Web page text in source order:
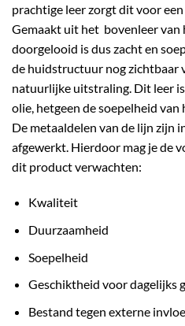
prachtige leer zorgt dit voor
Gemaakt uit het bovenleer van
doorgelooid is dus zacht en
de huidstructuur nog zichtbaar
natuurlijke uitstraling. Dit leer
olie, hetgeen de soepelheid
De metaaldelen van de lijn zijn
afgewerkt. Hierdoor mag je de
dit product verwachten:
Kwaliteit
Duurzaamheid
Soepelheid
Geschiktheid voor dagelijks
Bestand tegen externe